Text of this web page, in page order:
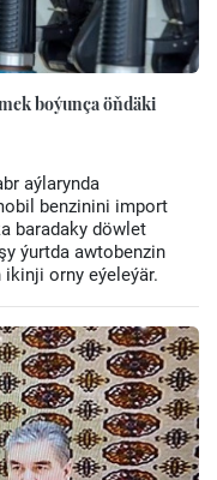
boýunça öňdäki
aýlarynda
benzinini import
baradaky döwlet
ýurtda awtobenzin
orny eýeleýär.